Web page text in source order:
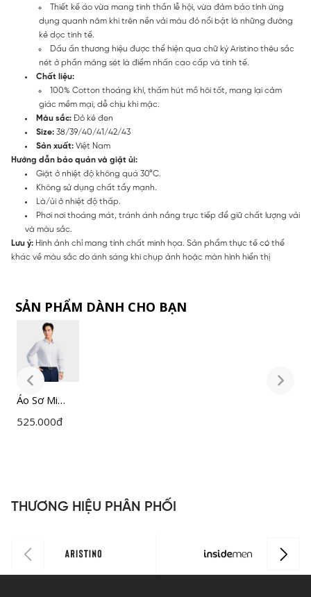
Thiết kế áo vừa mang tinh thần lễ hội, vừa đảm bảo tính ứng
dụng quanh năm khi trên nền vải màu đỏ nổi bật là những đường
kẻ dọc tinh tế.
Dấu ấn thương hiệu được thể hiện qua chữ ký Aristino thêu sắc
nét ở phần măng sét là điểm nhấn cao cấp và tinh tế.
Chất liệu:
100% Cotton thoáng khí, thấm hút mồ hôi tốt, mang lại cảm
giác mềm mại, dễ chịu khi mặc.
Màu sắc: Đỏ kẻ đen
Size: 38/39/40/41/42/43
Sản xuất: Việt Nam
Hướng dẫn bảo quản và giặt ủi:
Giặt ở nhiệt độ không quá 30°C.
Không sử dụng chất tẩy mạnh.
Là/ủi ở nhiệt độ thấp.
Phơi nơi thoáng mát, tránh ánh nắng trực tiếp để giữ chất lượng vải
và màu sắc.
Lưu ý: Hình ảnh chỉ mang tính chất minh họa. Sản phẩm thực tế có thể
khác về màu sắc do ánh sáng khi chụp ảnh hoặc màn hình hiển thị
SẢN PHẨM DÀNH CHO BẠN
Áo Sơ Mi
Nam Trắng
525.000đ
THƯƠNG HIỆU PHÂN PHỐI